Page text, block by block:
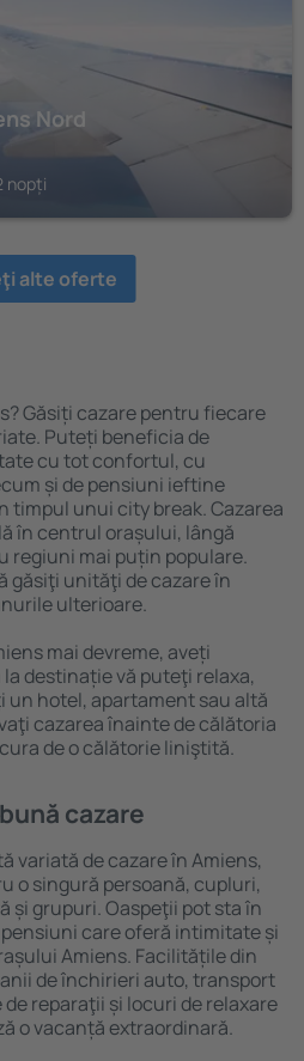
Nord
nopți
alte oferte
Găsiți cazare pentru fiecare
Puteți beneficia de
cu tot confortul, cu
și de pensiuni ieftine
timpul unui city break. Cazarea
în centrul orașului, lângă
regiuni mai puțin populare.
găsiţi unităţi de cazare în
ulterioare.
mai devreme, aveți
destinație vă puteţi relaxa,
un hotel, apartament sau altă
cazarea înainte de călătoria
de o călătorie liniştită.
cazare
variată de cazare în Amiens,
o singură persoană, cupluri,
și grupuri. Oaspeţii pot sta în
care oferă intimitate și
Amiens. Facilitățile din
de închirieri auto, transport
reparaţii și locuri de relaxare
o vacanță extraordinară.